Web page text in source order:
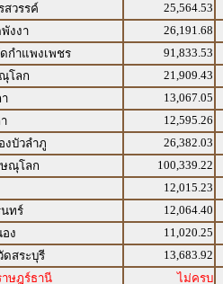
วรรค์
25,564.53
งงา
26,191.68
กำแพงเพชร
91,833.53
โลก
21,909.43
13,067.05
12,595.26
งบัวลำภู
26,382.03
ษณุโลก
100,339.22
12,015.23
ทร์
12,064.40
ง
11,020.25
สระบุรี
13,683.92
ษฎร์ธานี
ไม่ครบ